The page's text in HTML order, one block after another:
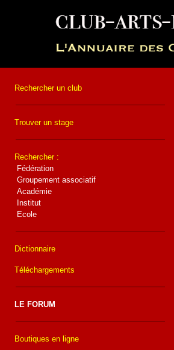
Rechercher un club
Trouver un stage
Rechercher :
Fédération
Groupement associatif
Académie
Institut
Ecole
Dictionnaire
Téléchargements
LE FORUM
Boutiques en ligne